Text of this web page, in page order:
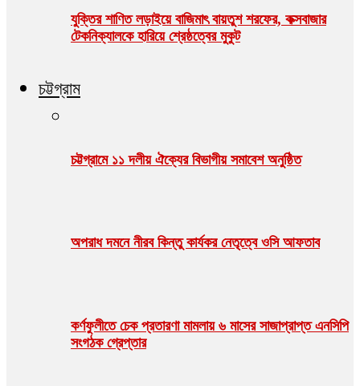
যুক্তির শাণিত লড়াইয়ে বাজিমাৎ বায়তুশ শরফের, কক্সবাজার
টেকনিক্যালকে হারিয়ে শ্রেষ্ঠত্বের মুকুট
চট্টগ্রাম
চট্টগ্রামে ১১ দলীয় ঐক্যের বিভাগীয় সমাবেশ অনুষ্ঠিত
অপরাধ দমনে নীরব কিন্তু কার্যকর নেতৃত্বে ওসি আফতাব
কর্ণফুলীতে চেক প্রতারণা মামলায় ৬ মাসের সাজাপ্রাপ্ত এনসিপি
সংগঠক গ্রেপ্তার